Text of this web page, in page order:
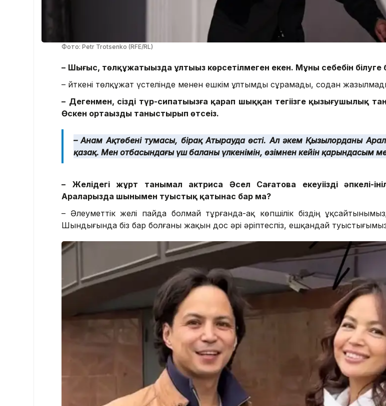
Фото: Petr Trotsenko (RFE/RL)
– Шыңғыс, төлқұжатыңызда ұлтыңыз көрсетілмеген екен. Мұның себебін
– Өйткені төлқұжат үстелінде менен ешкім ұлтымды сұрамады, содан
– Дегенмен, сіздің түр-сипатыңызға қарап шыққан тегіңізге қызығушылық
Өскен ортаңызды таныстырып өтсеңіз.
– Анам Ақтөбенің тумасы, бірақ Атырауда өсті. Ал әкем Қызылорданың
қазақ. Мен отбасындағы үш баланың үлкенімін, өзімнен кейін қарындасым
–
Желідегі жұрт танымал актриса Әсел Сағатова екеуіңізді әпкелі-
Араларызда шынымен туыстық қатынас бар ма?
– Әлеуметтік желі пайда болмай тұрғанда-ақ көпшілік біздің
Шындығында біз бар болғаны жақын дос әрі әріптеспіз, ешқандай